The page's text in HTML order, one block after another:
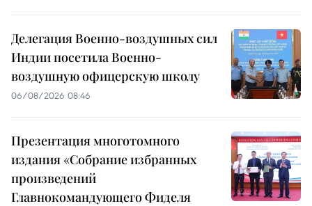
Делегация Военно-воздушных сил
Индии посетила Военно-
воздушную офицерскую школу
06/08/2026 08:46
Презентация многотомного
издания «Собрание избранных
произведений
Главнокомандующего Фиделя